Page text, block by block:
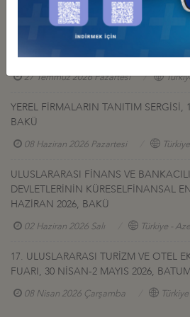
27 Temmuz 2026 Pazartesi
AFGANİSTAN TALK MADEN SAHASI
27 Temmuz 2026 Pazartesi
YEREL FİRMALARIN TANITIM SERGİSİ,
BAKÜ
08 Haziran 2026 Pazartesi
ULUSLARARASI FİNANS VE
DEVLETLERİNİN KÜRESELFİNANSAL
HAZİRAN 2026, BAKÜ
02 Haziran 2026 Salı Türkiye -
17. ULUSLARARASI TURİZM VE OTEL
FUARI, 30 NİSAN-2 MAYIS 2026, BATUM
08 Nisan 2026 Çarşamba